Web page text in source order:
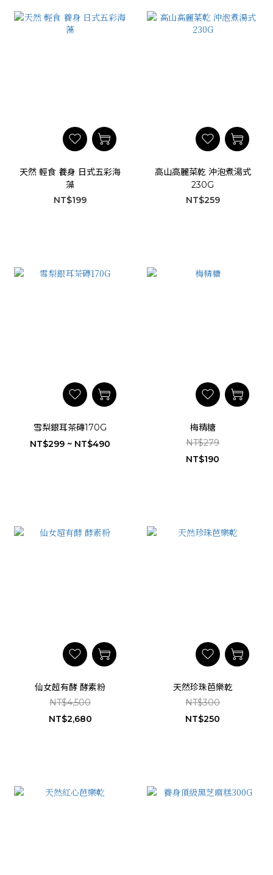
天然 輕食 養身 日式五彩海
藻
NT$199
高山高麗菜乾 沖泡煮湯式
230G
NT$259
雪梨銀耳茶磚170G
NT$299 ~ NT$490
梅精糖
NT$279
NT$190
仙女超有酵 酵素粉
NT$4,500
NT$2,680
天然珍珠芭樂乾
NT$300
NT$250